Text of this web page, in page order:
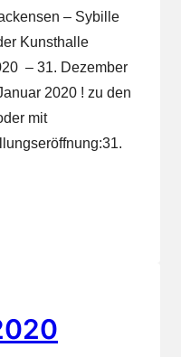
– Sybille
Kunsthalle
– 31. Dezember
2020 ! zu den
mit